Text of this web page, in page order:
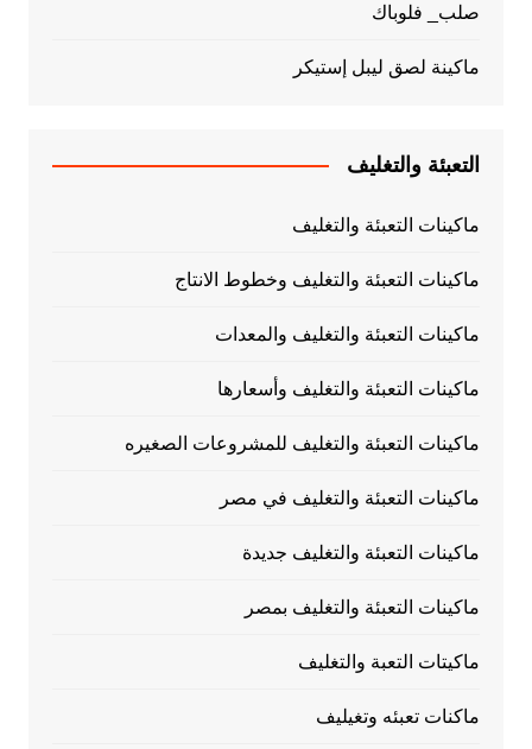
صلب_ فلوباك
ماكينة لصق ليبل إستيكر
التعبئة والتغليف
ماكينات التعبئة والتغليف
ماكينات التعبئة والتغليف وخطوط الانتاج
ماكينات التعبئة والتغليف والمعدات
ماكينات التعبئة والتغليف وأسعارها
ماكينات التعبئة والتغليف للمشروعات الصغيره
ماكينات التعبئة والتغليف في مصر
ماكينات التعبئة والتغليف جديدة
ماكينات التعبئة والتغليف بمصر
ماكيتات التعبة والتغليف
ماكنات تعبئه وتغيليف